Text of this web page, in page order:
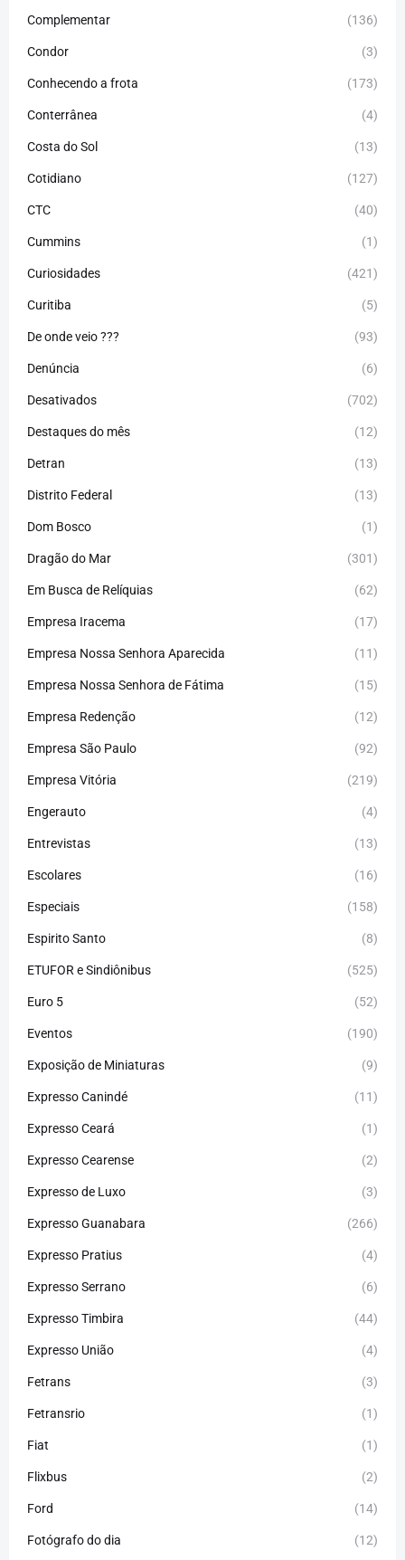
Complementar (136)
Condor (3)
Conhecendo a frota (173)
Conterrânea (4)
Costa do Sol (13)
Cotidiano (127)
CTC (40)
Cummins (1)
Curiosidades (421)
Curitiba (5)
De onde veio ??? (93)
Denúncia (6)
Desativados (702)
Destaques do mês (12)
Detran (13)
Distrito Federal (13)
Dom Bosco (1)
Dragão do Mar (301)
Em Busca de Relíquias (62)
Empresa Iracema (17)
Empresa Nossa Senhora Aparecida (11)
Empresa Nossa Senhora de Fátima (15)
Empresa Redenção (12)
Empresa São Paulo (92)
Empresa Vitória (219)
Engerauto (4)
Entrevistas (13)
Escolares (16)
Especiais (158)
Espirito Santo (8)
ETUFOR e Sindiônibus (525)
Euro 5 (52)
Eventos (190)
Exposição de Miniaturas (9)
Expresso Canindé (11)
Expresso Ceará (1)
Expresso Cearense (2)
Expresso de Luxo (3)
Expresso Guanabara (266)
Expresso Pratius (4)
Expresso Serrano (6)
Expresso Timbira (44)
Expresso União (4)
Fetrans (3)
Fetransrio (1)
Fiat (1)
Flixbus (2)
Ford (14)
Fotógrafo do dia (12)